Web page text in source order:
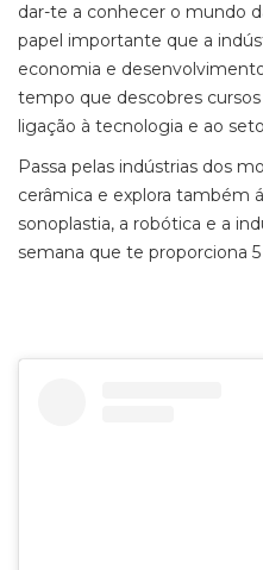
dar-te a conhecer o mundo
papel importante que a
economia e
tempo que descobres
ligação à tecnologia e ao
Passa pelas indústrias dos
cerâmica e explora também
sonoplastia, a robótica e a
semana que te proporciona